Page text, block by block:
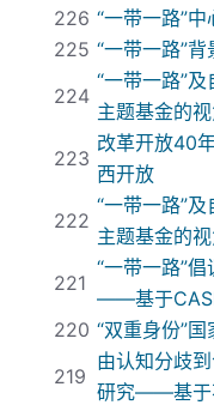
226 “一带一路”
225 “一带一路”
224
“一带一路”
主题基金的视
223
改革开放40
西开放
222
“一带一路”
主题基金的视
221
“一带一路”
——基于
220 “双重身份”国
219
由认知分歧
研究——基于